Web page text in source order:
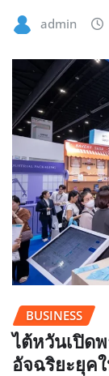
admin
BUSINESS
ไต้หวันเปิด
อัจฉริยะยุค